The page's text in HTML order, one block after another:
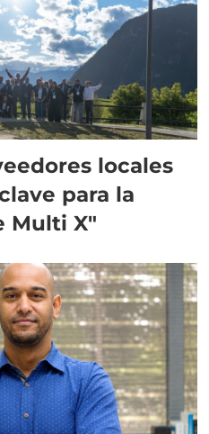
locales
para la
Multi X"